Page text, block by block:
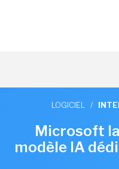
LOGICIEL /
Microsoft
modèle IA